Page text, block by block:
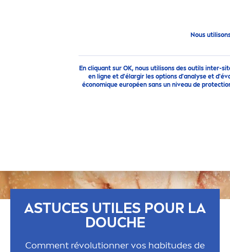
Nous
En cliquant sur OK, nous utilisons des outils inter-
en ligne et d'élargir les options d'analyse et
économique européen sans un niveau de
ASTUCES UTILES POUR LA
DOUCHE
Comment révolutionner vos habitudes de